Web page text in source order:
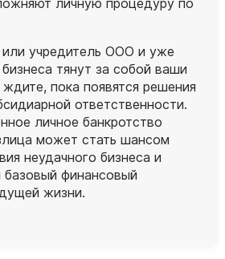
личную процедуру по
учредитель ООО и уже
тянут за собой ваши
пока появятся решения
ответственности.
личное банкротство
может стать шансом
неудачного бизнеса и
базовый финансовый
жизни.